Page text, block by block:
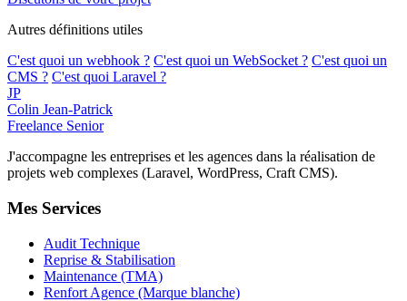
Autres définitions utiles
C'est quoi un webhook ? C'est quoi un WebSocket ? C'est quoi un
CMS ? C'est quoi Laravel ?
JP
Colin Jean-Patrick
Freelance Senior
J'accompagne les entreprises et les agences dans la réalisation de
projets web complexes (Laravel, WordPress, Craft CMS).
Mes Services
Audit Technique
Reprise & Stabilisation
Maintenance (TMA)
Renfort Agence (Marque blanche)